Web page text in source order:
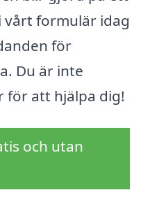
vårt formulär idag
för
Du är inte
för att hjälpa dig!
och utan